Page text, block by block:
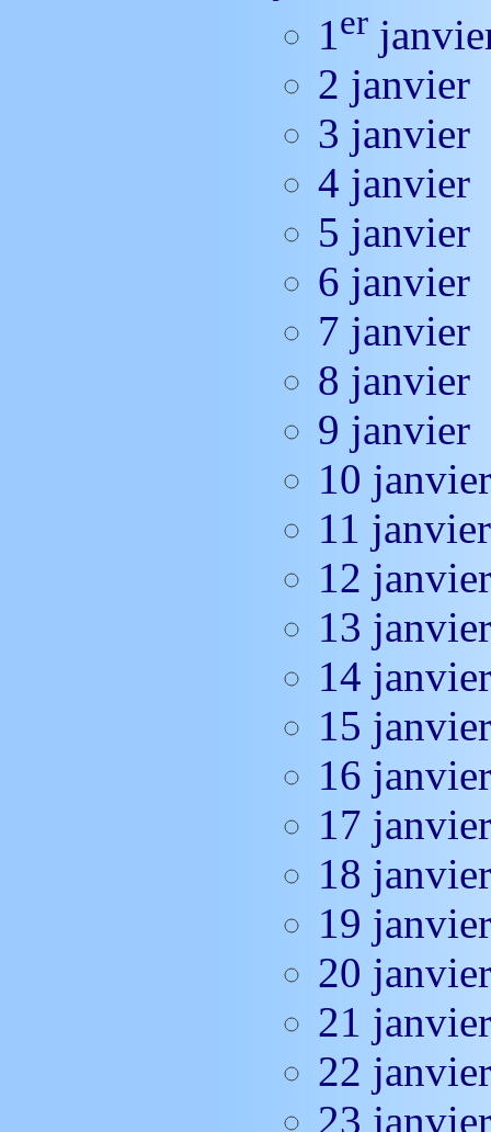
1er
2 janvier
3 janvier
4 janvier
5 janvier
6 janvier
7 janvier
8 janvier
9 janvier
10 janvier
11 janvier
12 janvier
13 janvier
14 janvier
15 janvier
16 janvier
17 janvier
18 janvier
19 janvier
20 janvier
21 janvier
22 janvier
23 janvier